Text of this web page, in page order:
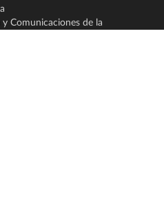
Comunicaciones de la